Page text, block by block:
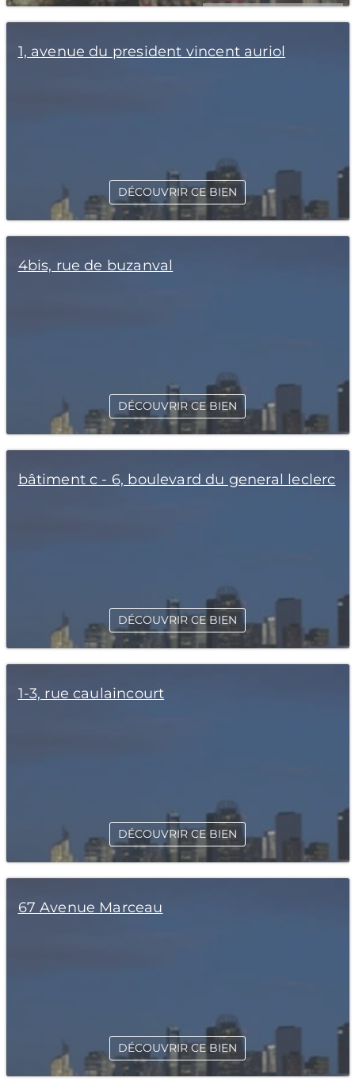
1, avenue du president vincent auriol
DÉCOUVRIR CE BIEN
4bis, rue de buzanval
DÉCOUVRIR CE BIEN
bâtiment c - 6, boulevard du general leclerc
DÉCOUVRIR CE BIEN
1-3, rue caulaincourt
DÉCOUVRIR CE BIEN
67 Avenue Marceau
DÉCOUVRIR CE BIEN